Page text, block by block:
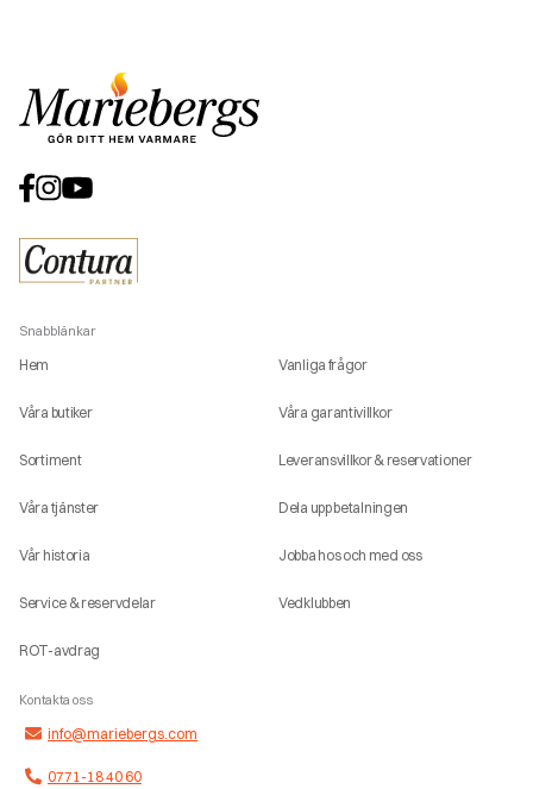
Snabblänkar
Hem
Våra butiker
Sortiment
Våra tjänster
Vår historia
Service & reservdelar
ROT-avdrag
Vanliga frågor
Våra garantivillkor
Leveransvillkor & reservationer
Dela upp betalningen
Jobba hos och med oss
Vedklubben
Kontakta oss
info@mariebergs.com
0771-18 40 60